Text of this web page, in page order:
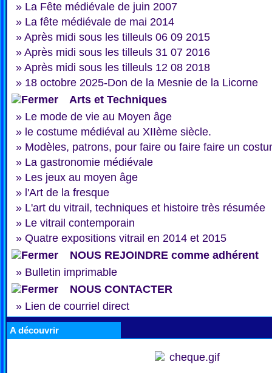
» La Fête médiévale de juin 2007
» La fête médiévale de mai 2014
» Après midi sous les tilleuls 06 09 2015
» Après midi sous les tilleuls 31 07 2016
» Après midi sous les tilleuls 12 08 2018
» 18 octobre 2025-Don de la Mesnie de la Licorne
Arts et Techniques
» Le mode de vie au Moyen âge
» le costume médiéval au XIIème siècle.
» Modèles, patrons, pour faire ou faire faire un
» La gastronomie médiévale
» Les jeux au moyen âge
» l'Art de la fresque
» L'art du vitrail, techniques et histoire très résumée
» Le vitrail contemporain
» Quatre expositions vitrail en 2014 et 2015
NOUS REJOINDRE comme adhérent
» Bulletin imprimable
NOUS CONTACTER
» Lien de courriel direct
A découvrir